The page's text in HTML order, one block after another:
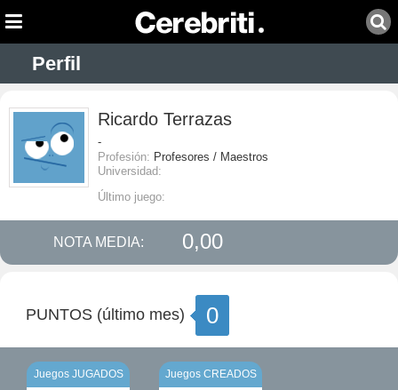
Perfil
Ricardo Terrazas
-
Profesión: Profesores / Maestros
Universidad:
Último juego:
NOTA MEDIA: 0,00
PUNTOS (último mes) 0
Juegos JUGADOS Juegos CREADOS